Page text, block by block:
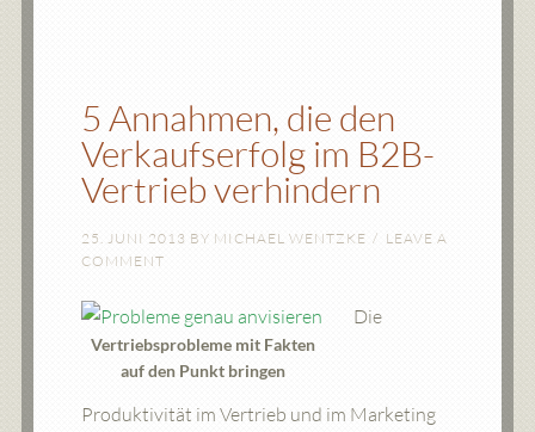
5 Annahmen, die den
Verkaufserfolg im B2B-
Vertrieb verhindern
25. JUNI 2013 BY MICHAEL WENTZKE
LEAVE A
COMMENT
Vertriebsprobleme mit Fakten
auf den Punkt bringen
Die
Produktivität im Vertrieb und im Marketing